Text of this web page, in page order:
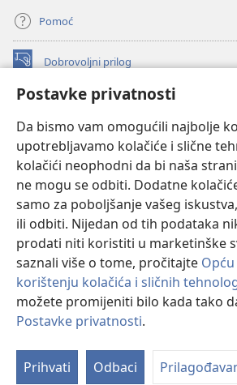
Postavke privatnosti
Da bismo vam omogućili najbolje
upotrebljavamo kolačiće i slične
kolačići neophodni da bi naša
ne mogu se odbiti. Dodatne
samo za poboljšanje vašeg
ili odbiti. Nijedan od tih podataka
prodati niti koristiti u marketinške
saznali više o tome, pročitajte
korištenju kolačića i sličnih
možete promijeniti bilo kada tako
Postavke privatnosti.
Prihvati Odbaci
Pomoć
Dobrovoljni prilog
(otvara
novi
INTERNETSKA BIBLIOTEKA Watchtower
se
novi
prozor)
JW Hub
(otvara
se
novi
JW Library
Watchtower Library
Copyright© 2026 Watch Tower Bible and Tract
UVJETI KORIŠTENJA|